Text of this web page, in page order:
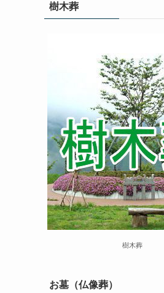
樹木葬
樹木葬
お墓（仏像葬）